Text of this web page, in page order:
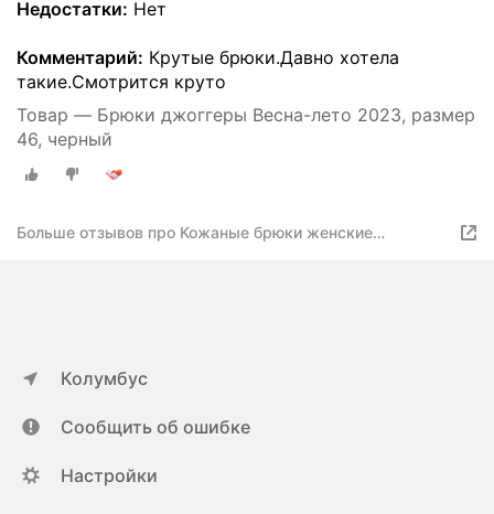
Недостатки: Нет
Комментарий: Крутые брюки.Давно хотела
такие.Смотрится круто
Товар — Брюки джоггеры Весна-лето 2023, размер
46, черный
Больше отзывов про Кожаные брюки женские
Колумбус
Сообщить об ошибке
Настройки